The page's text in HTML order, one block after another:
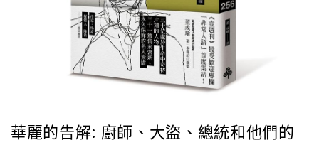
華麗的告解: 廚師、大盜、總統和他們的